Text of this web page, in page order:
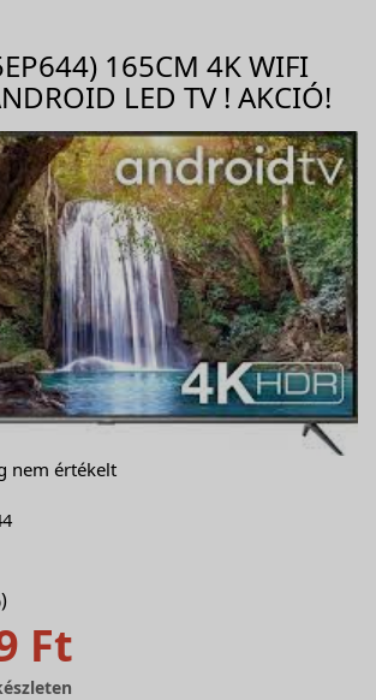
165CM 4K WIFI
LED TV ! AKCIÓ!
nem értékelt
Ft